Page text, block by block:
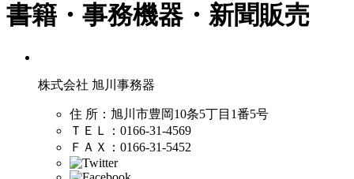
書籍・事務機器・新聞販売
株式会社 旭川事務器
住 所： 旭川市豊岡10条5丁目1番5号
ＴＥＬ：0166-31-4569
ＦＡＸ：0166-31-5452